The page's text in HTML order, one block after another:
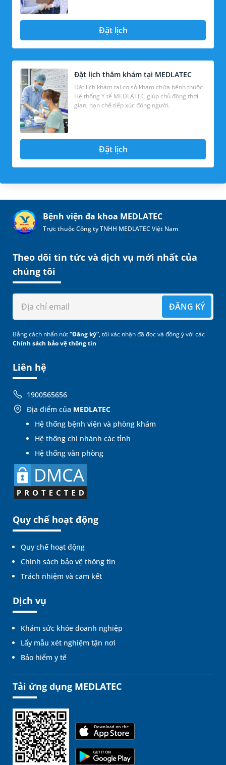
Đặt lịch
Đặt lịch thăm khám tại MEDLATEC
Đặt lịch khám tại cơ sở khám chữa bệnh thuộc
Hệ thống Y tế MEDLATEC giúp chủ động thời
gian, hạn chế tiếp xúc đông người.
Đặt lịch
Bệnh viện đa khoa MEDLATEC
Trực thuộc Công ty TNHH MEDLATEC Việt Nam
Liên hệ
1900565656
Địa điểm của MEDLATEC
Hệ thống bệnh viện và phòng khám
Hệ thống chi nhánh các tỉnh
Hệ thống văn phòng
Quy chế hoạt động
Quy chế hoạt động
Chính sách bảo vệ thông tin
Trách nhiệm và cam kết
Dịch vụ
Khám sức khỏe doanh nghiệp
Lấy mẫu xét nghiệm tận nơi
Bảo hiểm y tế
Theo dõi tin tức và dịch vụ mới nhất của
chúng tôi
ĐĂNG KÝ
Bằng cách nhấn nút“Đăng ký”, tôi xác nhận đã đọc và đồng ý với các
Chính sách bảo vệ thông tin
Tải ứng dụng MEDLATEC